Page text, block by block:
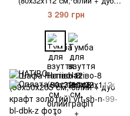
крафт золотий)
3 290 грн